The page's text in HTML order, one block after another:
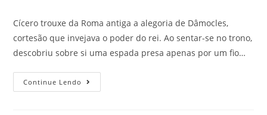
Cícero trouxe da Roma antiga a alegoria de Dâmocles,
cortesão que invejava o poder do rei. Ao sentar-se no trono,
descobriu sobre si uma espada presa apenas por um fio…
Continue Lendo